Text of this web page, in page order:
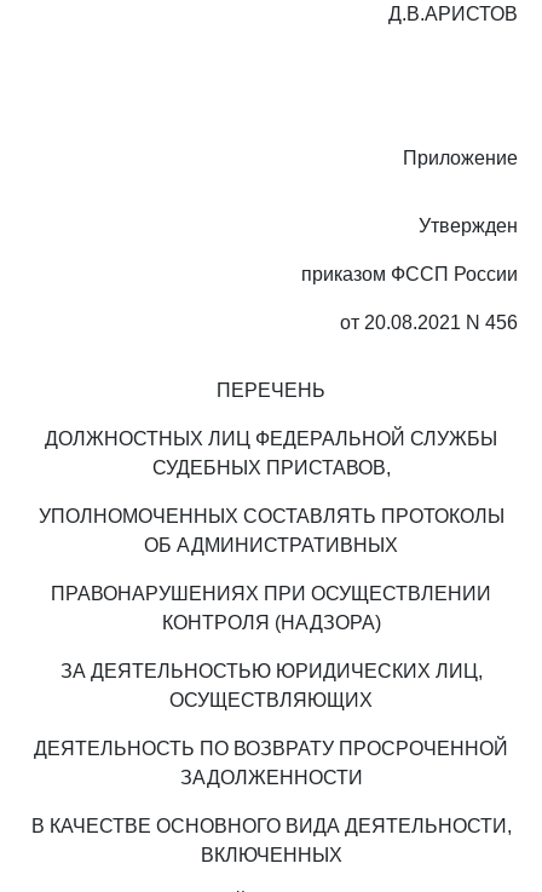
Д.В.АРИСТОВ
Приложение
Утвержден
приказом ФССП России
от 20.08.2021 N 456
ПЕРЕЧЕНЬ
ДОЛЖНОСТНЫХ ЛИЦ ФЕДЕРАЛЬНОЙ СЛУЖБЫ
СУДЕБНЫХ ПРИСТАВОВ,
УПОЛНОМОЧЕННЫХ СОСТАВЛЯТЬ ПРОТОКОЛЫ
ОБ АДМИНИСТРАТИВНЫХ
ПРАВОНАРУШЕНИЯХ ПРИ ОСУЩЕСТВЛЕНИИ
КОНТРОЛЯ (НАДЗОРА)
ЗА ДЕЯТЕЛЬНОСТЬЮ ЮРИДИЧЕСКИХ ЛИЦ,
ОСУЩЕСТВЛЯЮЩИХ
ДЕЯТЕЛЬНОСТЬ ПО ВОЗВРАТУ ПРОСРОЧЕННОЙ
ЗАДОЛЖЕННОСТИ
В КАЧЕСТВЕ ОСНОВНОГО ВИДА ДЕЯТЕЛЬНОСТИ,
ВКЛЮЧЕННЫХ